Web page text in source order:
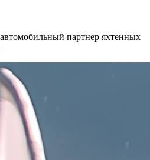
партнер яхтенных